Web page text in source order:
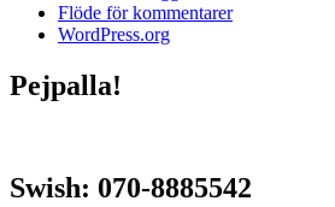
Flöde för kommentarer
WordPress.org
Pejpalla!
Swish: 070-8885542